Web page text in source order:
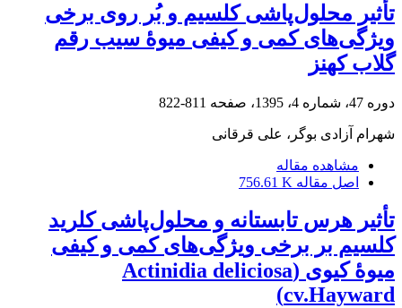
تأثیر محلول‌پاشی کلسیم و بُر روی برخی
ویژگی‌های کمی و کیفی میوۀ سیب رقم
گلاب کهنز
دوره 47، شماره 4، 1395، صفحه 811-822
شهرام آزادی بوگر، علی قرقانی
مشاهده مقاله
اصل مقاله 756.61 K
تأثیر هرس تابستانه و محلول‌پاشی کلرید
کلسیم بر برخی ویژگی‌های کمی و کیفی
میوۀ کیوی (Actinidia deliciosa
cv.Hayward)